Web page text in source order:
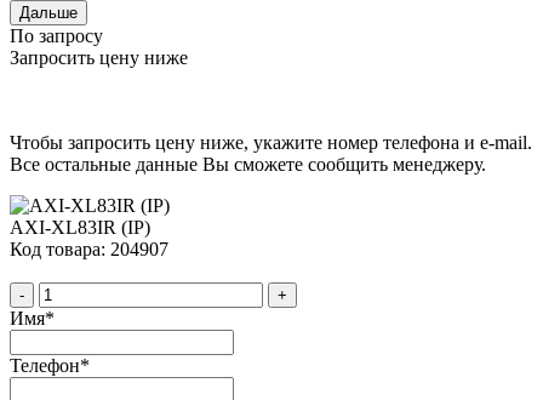
Дальше
По запросу
Запросить цену ниже
Чтобы запросить цену ниже, укажите номер телефона и e-mail.
Все остальные данные Вы сможете сообщить менеджеру.
AXI-XL83IR (IP)
Код товара: 204907
- +
Имя*
Телефон*